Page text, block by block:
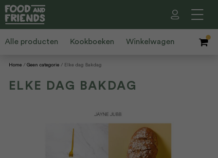
Alle producten Kookboeken Winkelwagen
Home Geen categorie Elke dag Bakdag
ELKE DAG BAKDAG